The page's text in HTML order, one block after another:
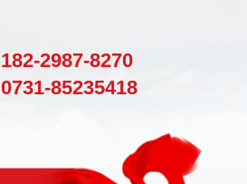
182-2987-8270
0731-85235418